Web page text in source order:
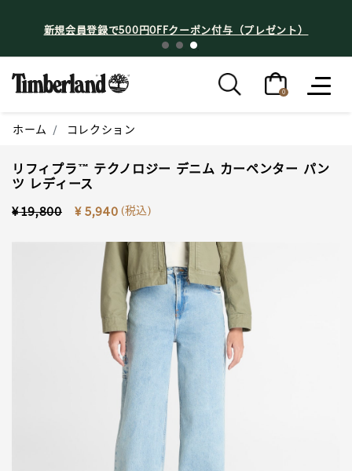
新規会員登録で500円OFFクーポン付与（プレゼント）
0
ホーム コレクション
リフィプラ™ テクノロジー デニム カーペンター パン
ツ レディース
Price reduced from
¥ 19,800to ¥ 5,940 (税込)